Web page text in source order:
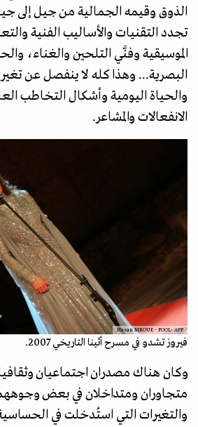
الذوق وقيمه الجمالية من جيل إلى
تجدد التقنيات والأساليب الفنية
الموسيقية وفنَّي التلحين والغناء،
البصرية... وهذا كله لا ينفصل عن
والحياة اليومية وأشكال التخاطب
الانفعالات والمشاعر.
Hasan MROUE - POOL- AFP
فيروز تشدو في مسرح أثينا التاريخي 2007.
وكان هناك مصدران اجتماعيان
متجاوران ومتداخلان في بعض
والتغيرات التي استُدخلت في